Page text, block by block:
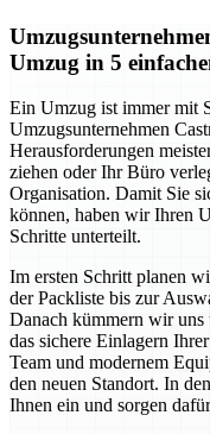
Umzug in 5
Ein Umzug ist immer mit
Umzugsunternehmen
Herausforderungen
ziehen oder Ihr Büro
Organisation. Damit Sie
können, haben wir Ihren
Schritte unterteilt.
Im ersten Schritt planen
der Packliste bis zur
Danach kümmern wir uns
das sichere Einlagern
Team und modernem
den neuen Standort. In
Ihnen ein und sorgen